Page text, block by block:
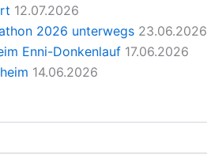
12.07.2026
2026 unterwegs 23.06.2026
Enni-Donkenlauf 17.06.2026
14.06.2026